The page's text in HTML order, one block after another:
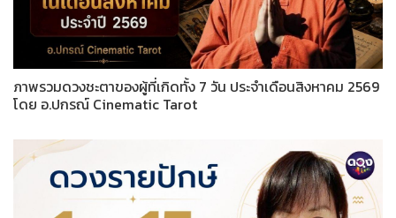
ภาพรวมดวงชะตาของผู้ที่เกิดทั้ง 7 วัน ประจำเดือนสิงหาคม 2569
โดย อ.ปกรณ์ Cinematic Tarot